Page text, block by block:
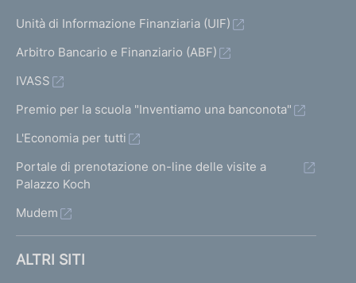
Unità di Informazione Finanziaria (UIF)
Arbitro Bancario e Finanziario (ABF)
IVASS
Premio per la scuola "Inventiamo una banconota"
L'Economia per tutti
Portale di prenotazione on-line delle visite a
Palazzo Koch
Mudem
ALTRI SITI